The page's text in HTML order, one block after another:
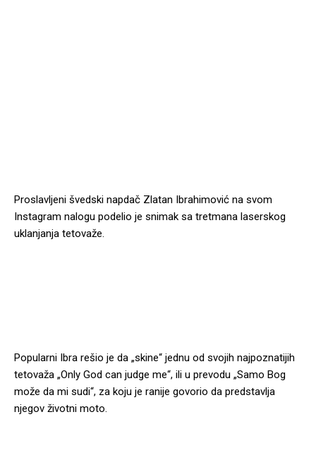
Proslavljeni švedski napdač Zlatan Ibrahimović na svom
Instagram nalogu podelio je snimak sa tretmana laserskog
uklanjanja tetovaže.
Popularni Ibra rešio je da „skine“ jednu od svojih najpoznatijih
tetovaža „Only God can judge me“, ili u prevodu „Samo Bog
može da mi sudi“, za koju je ranije govorio da predstavlja
njegov životni moto.